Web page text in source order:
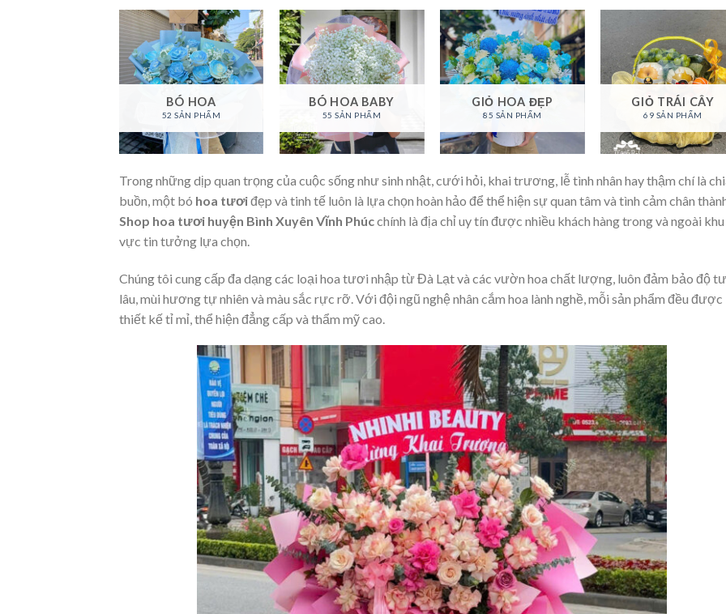
BÓ HOA
52 SẢN PHẨM
BÓ HOA BABY
55 SẢN PHẨM
GIỎ HOA ĐẸP
85 SẢN PHẨM
GIỎ TRÁI CÂY
69 SẢN PHẨM
Trong những dịp quan trọng của cuộc sống như sinh nhật, cưới hỏi, khai trương, lễ tình nhân hay thậm chí là
buồn, một bó hoa tươiđẹp và tinh tế luôn là lựa chọn hoàn hảo để thể hiện sự quan tâm và tình cảm chân
Shop hoa tươi huyện Bình Xuyên Vĩnh Phúcchính là địa chỉ uy tín được nhiều khách hàng trong và ngoài khu
vực tin tưởng lựa chọn.
Chúng tôi cung cấp đa dạng các loại hoa tươi nhập từ Đà Lạt và các vườn hoa chất lượng, luôn đảm bảo độ
lâu, mùi hương tự nhiên và màu sắc rực rỡ. Với đội ngũ nghệ nhân cắm hoa lành nghề, mỗi sản phẩm đều được
thiết kế tỉ mỉ, thể hiện đẳng cấp và thẩm mỹ cao.